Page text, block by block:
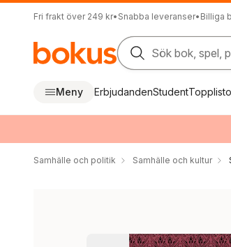
Fri frakt över 249 kr• Snabba leveranser• Billiga
Sök bok, spel,
Meny ErbjudandenStudent
Samhälle och politik Samhälle och kultur